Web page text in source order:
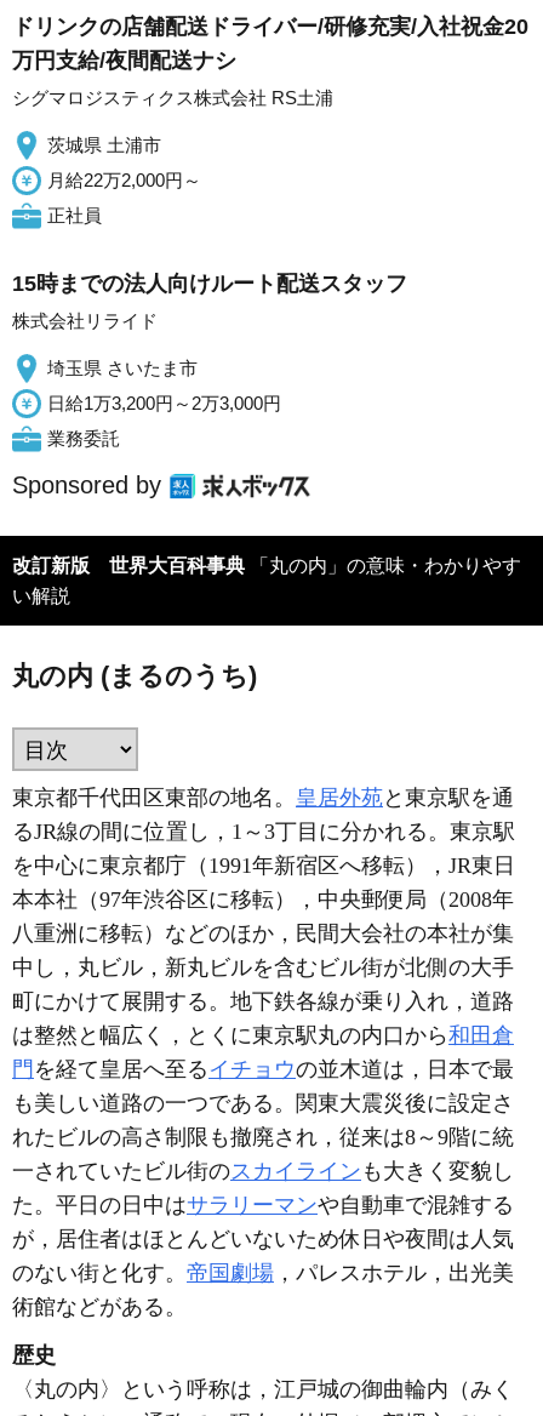
ドリンクの店舗配送ドライバー/研修充実/入社祝金20
万円支給/夜間配送ナシ
シグマロジスティクス株式会社 RS土浦
茨城県 土浦市
月給22万2,000円～
正社員
15時までの法人向けルート配送スタッフ
株式会社リライド
埼玉県 さいたま市
日給1万3,200円～2万3,000円
業務委託
Sponsored by
改訂新版 世界大百科事典
い解説
丸の内 (まるのうち)
東京都千代田区東部の地名。 皇居外苑と東京駅を通
るJR線の間に位置し，1～3丁目に分かれる。東京駅
を中心に東京都庁（1991年新宿区へ移転），JR東日
本本社（97年渋谷区に移転），中央郵便局（2008年
八重洲に移転）などのほか，民間大会社の本社が集
中し，丸ビル，新丸ビルを含むビル街が北側の大手
町にかけて展開する。地下鉄各線が乗り入れ，道路
は整然と幅広く，とくに東京駅丸の内口から和田倉
門 を経て皇居へ至る イチョウの並木道は，日本で最
も美しい道路の一つである。関東大震災後に設定さ
れたビルの高さ制限も撤廃され，従来は8～9階に統
一されていたビル街のスカイライン も大きく変貌し
た。平日の日中はサラリーマンや自動車で混雑する
が，居住者はほとんどいないため休日や夜間は人気
のない街と化す。 帝国劇場 ，パレスホテル，出光美
術館などがある。
歴史
〈丸の内〉という呼称は，江戸城の御曲輪内（みく